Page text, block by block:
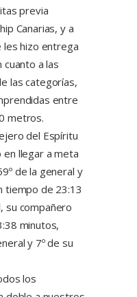
previa
Canarias, y a
hizo entrega
cuanto a las
las categorías,
entre
metros.
del Espíritu
llegar a meta
de la general y
tiempo de 23:13
su compañero
minutos,
y 7º de su
los